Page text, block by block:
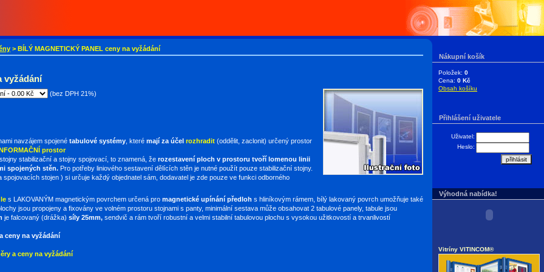
> BÍLÝ MAGNETICKÝ PANEL ceny na vyžádání
vyžádání
(bez DPH 21%)
navzájem spojené tabulové systémy , které mají za účel rozhradit (oddělit, zaclonit) určený prostor
prostor
stabilizační a stojny spojovací, to znamená, že rozestavení ploch v prostoru tvoří lomenou linii
spojených stěn. Pro potřeby liniového sestavení dělících stěn je nutné použít pouze stabilizační stojny.
stojen ) si určuje každý objednatel sám, dodavatel je zde pouze ve funkci odborného
s LAKOVANÝM magnetickým povrchem určená pro magnetické upínání předloh s hliníkovým rámem, bílý lakovaný povrch umožňuje také
jsou propojeny a fixovány ve volném prostoru stojnami s panty, minimální sestava může obsahovat 2 tabulové panely, tabule jsou
je falcovaný (drážka) síly 25mm, sendvič a rám tvoří robustní a velmi stabilní tabulovou plochu s vysokou užitkovostí a trvanlivostí
ceny na vyžádání
a ceny na vyžádání
Nákupní košík
Položek: 0
Cena: 0 Kč
Obsah košíku
Přihlášení uživatele
Uživatel:
Heslo:
Výhodná nabídka!
Vitríny VITINCOM®